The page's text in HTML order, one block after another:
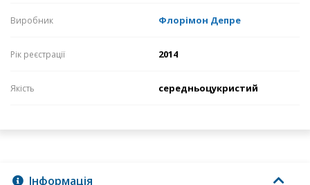
Виробник Флорімон Депре
Рік реєстрації 2014
Якість середньоцукристий
Інформація